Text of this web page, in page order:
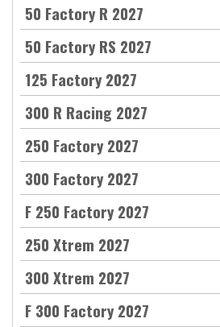
50 Factory R 2027
50 Factory RS 2027
125 Factory 2027
300 R Racing 2027
250 Factory 2027
300 Factory 2027
F 250 Factory 2027
250 Xtrem 2027
300 Xtrem 2027
F 300 Factory 2027